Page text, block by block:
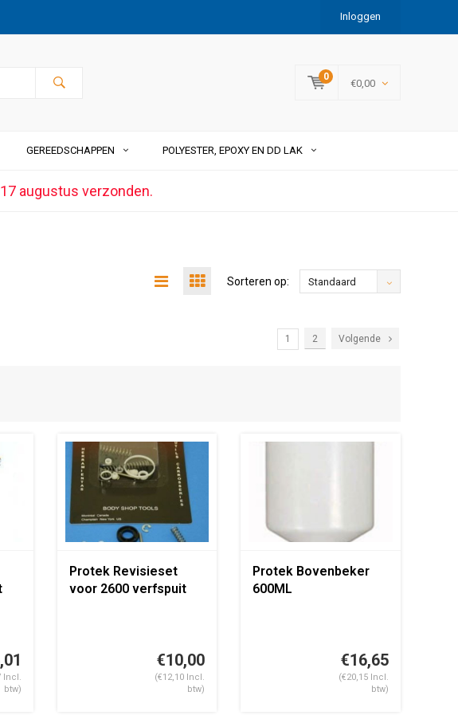
Inloggen
0
€0,00
GEREEDSCHAPPEN POLYESTER, EPOXY EN DD LAK
augustus verzonden.
Sorteren op: Standaard
1 2 Volgende
Incl.
btw)
Protek Revisieset
voor 2600 verfspuit
€10,00
(€12,10 Incl.
btw)
Protek Bovenbeker
600ML
€16,65
(€20,15 Incl.
btw)